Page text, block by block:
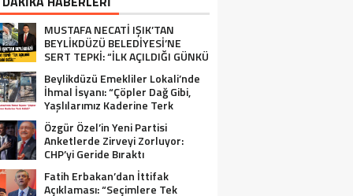
MUSTAFA NECATİ IŞIK’TAN
BEYLİKDÜZÜ BELEDİYESİ’NE
SERT TEPKİ: “İLK AÇILDIĞI GÜNKÜ
Beylikdüzü Emekliler Lokali’nde
İhmal İsyanı: “Çöpler Dağ Gibi,
Yaşlılarımız Kaderine Terk
Edildi!”
Özgür Özel’in Yeni Partisi
Anketlerde Zirveyi Zorluyor:
CHP’yi Geride Bıraktı
Fatih Erbakan’dan İttifak
Açıklaması: “Seçimlere Tek